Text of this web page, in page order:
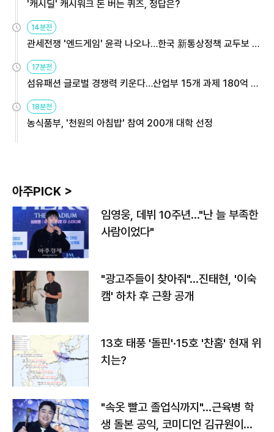
'캐시딜' 캐시워크 돈 버는 퀴즈, 정답은?
14분전
관세전쟁 '엔드게임' 윤곽 나오나…한국 新통상정책 교두보 활
용해야
17분전
섬유패션 글로벌 경쟁력 키운다…산업부 15개 과제 180억 지
원
18분전
농식품부, '천원의 아침밥' 참여 200개 대학 선정
아주PICK >
임영웅, 데뷔 10주년…"난 늘 부족한
사람이었다"
"광고주들이 찾아줘"…진태현, '이숙
캠' 하차 후 근황 공개
13호 태풍 '돌핀'·15호 '찬홈' 현재 위
치는?
"속옷 빨고 졸업식까지"…근육병 학
생 돌본 공익, 코미디언 김규원이었